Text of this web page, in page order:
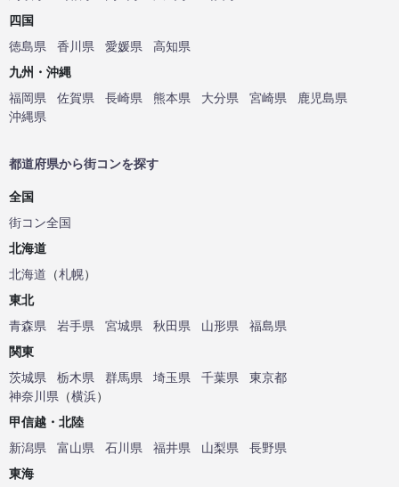
四国
徳島県
香川県 愛媛県
高知県
九州・沖縄
福岡県
佐賀県 長崎県 熊本県 大分県 宮崎県
鹿児島県
沖縄県
都道府県から街コンを探す
全国
街コン全国
北海道
北海道 （札幌）
東北
青森県
岩手県 宮城県 秋田県 山形県
福島県
関東
茨城県
栃木県 群馬県 埼玉県 千葉県
東京都
神奈川県 （横浜）
甲信越・北陸
新潟県
富山県 石川県 福井県 山梨県
長野県
東海